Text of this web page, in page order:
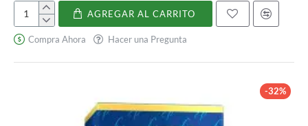
Omegapol
AGREGAR AL CARRITO
Compra Ahora Hacer una Pregunta
-32%